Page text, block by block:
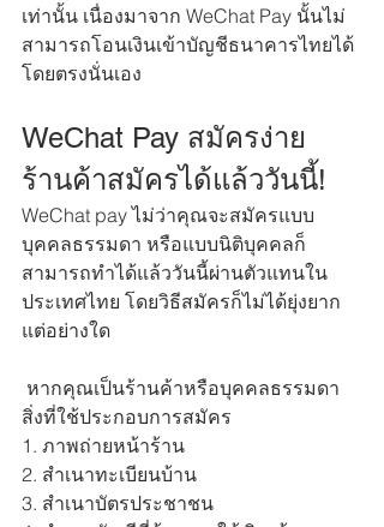
เท่านั้น เนื่องมาจาก WeChat Pay นั้นไม่
สามารถโอนเงินเข้าบัญชีธนาคารไทยได้
โดยตรงนั่นเอง
WeChat Pay สมัครง่าย
ร้านค้าสมัครได้แล้ววันนี้!
WeChat pay ไม่ว่าคุณจะสมัครแบบ
บุคคลธรรมดา หรือแบบนิติบุคคลก็
สามารถทำได้แล้ววันนี้ผ่านตัวแทนใน
ประเทศไทย โดยวิธีสมัครก็ไม่ได้ยุ่งยาก
แต่อย่างใด
สิ่งที่ใช้ประกอบการสมัคร
1. ภาพถ่ายหน้าร้าน
2. สำเนาทะเบียนบ้าน
3. สำเนาบัตรประชาชน